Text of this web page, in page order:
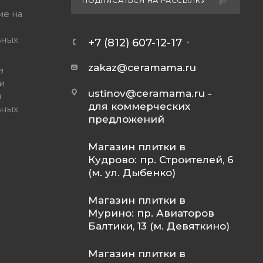
на
+7 (812) 607-12-17
zakaz@ceramama.ru
ustinov@ceramama.ru -
для коммерческих
предложений
Магазин плитки в
Кудрово: пр. Строителей, 6
(м. ул. Дыбенко)
Магазин плитки в
Мурино: пр. Авиаторов
Балтики, 13 (м. Девяткино)
Магазин плитки в